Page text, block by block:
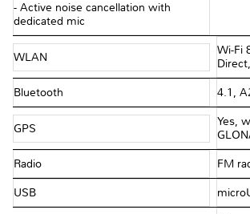
- Active noise cancellation with
dedicated mic
WLAN
Wi-Fi
Bluetooth 4.1,
GPS
Yes,
Radio FM
USB